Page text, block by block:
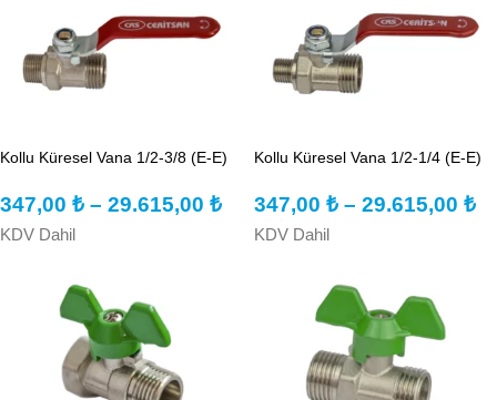
Kollu Küresel Vana 1/2-3/8 (E-E)
347,00 ₺ – 29.615,00 ₺
KDV Dahil
Kollu Küresel Vana 1/2-1/4 (E-E)
347,00 ₺ – 29.615,00 ₺
KDV Dahil